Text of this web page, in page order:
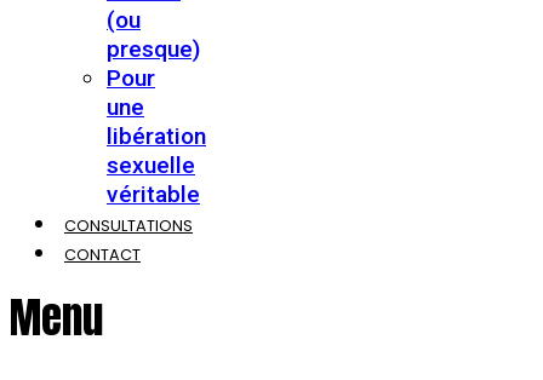
(ou
presque)
Pour
une
libération
sexuelle
véritable
CONSULTATIONS
CONTACT
Menu